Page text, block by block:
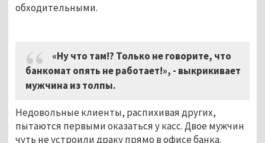
обходительными.
«Ну что там!? Только не говорите, что
банкомат опять не работает!», - выкрикивает
мужчина из толпы.
Недовольные клиенты, распихивая других,
пытаются первыми оказаться у касс. Двое мужчин
чуть не устроили драку прямо в офисе банка.